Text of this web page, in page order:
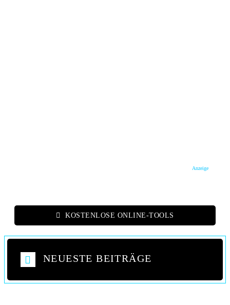
Anzeige
KOSTENLOSE ONLINE-TOOLS
NEUESTE BEITRÄGE